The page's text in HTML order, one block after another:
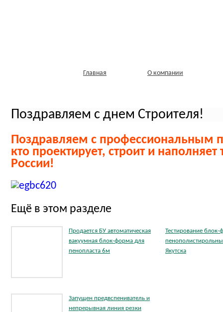
Главная О компании
Поздравляем с днем Строителя!
Поздравляем с профессиональным
кто проектирует, строит и
России!
Ещё в этом разделе
Продается БУ автоматическая
вакуумная блок-форма для
пенопласта 6м
Тестирование
Якутска
Запущен предвспениватель и
непрерывная линия резки